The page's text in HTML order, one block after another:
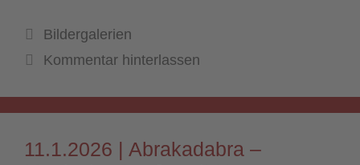
Kategorien
Bildergalerien
Kommentar hinterlassen
11.1.2026 | Abrakadabra –